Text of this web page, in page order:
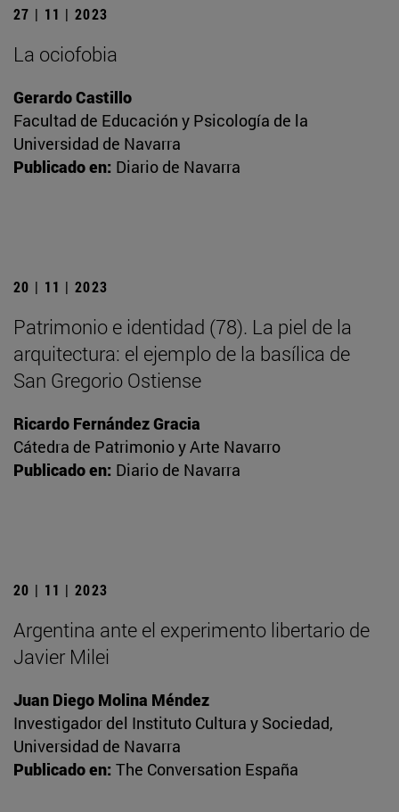
27 | 11 | 2023
La ociofobia
Gerardo Castillo
Facultad de Educación y Psicología de la
Universidad de Navarra
Publicado en: Diario de Navarra
20 | 11 | 2023
Patrimonio e identidad (78). La piel de la
arquitectura: el ejemplo de la basílica de
San Gregorio Ostiense
Ricardo Fernández Gracia
Cátedra de Patrimonio y Arte Navarro
Publicado en: Diario de Navarra
20 | 11 | 2023
Argentina ante el experimento libertario de
Javier Milei
Juan Diego Molina Méndez
Investigador del Instituto Cultura y Sociedad,
Universidad de Navarra
Publicado en: The Conversation España